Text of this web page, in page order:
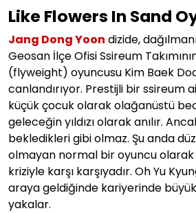
Like Flowers In Sand
Jang Dong Yoon dizide,
Geosan İlçe Ofisi Ssireum
(flyweight) oyuncusu Kim Baek
canlandırıyor. Prestijli bir ssireum
küçük çocuk olarak olağanüstü
geleceğin yıldızı olarak anılır.
bekledikleri gibi olmaz. Şu anda
olmayan normal bir oyuncu
kriziyle karşı karşıyadır. Oh Yu
araya geldiğinde kariyerinde
yakalar.